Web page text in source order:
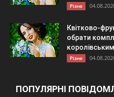
Різне
Квітково-
обрати
Різне
ПОПУЛЯРНІ